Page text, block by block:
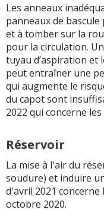
Les anneaux
panneaux de
et à tomber sur la
pour la circulation.
tuyau d’aspiration et
peut entraîner une
qui augmente le
du capot sont
2022 qui concerne
Réservoir
La mise à l'air du
soudure) et induire
d'avril 2021
octobre 2020.